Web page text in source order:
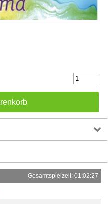
Gesamtspielzeit: 01:02:27